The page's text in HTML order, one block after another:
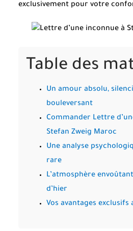
exclusivement pour votre
Table des
Un amour absolu,
bouleversant
Commander Lettre
Stefan Zweig Maroc
Une analyse
rare
L’atmosphère
d’hier
Vos avantages exclusifs